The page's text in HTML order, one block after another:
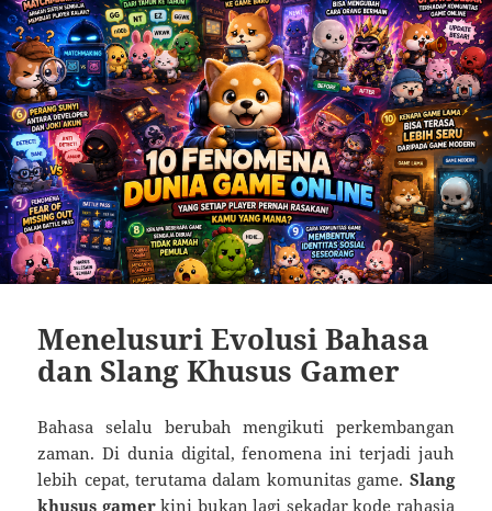
Menelusuri Evolusi Bahasa
dan Slang Khusus Gamer
Bahasa selalu berubah mengikuti perkembangan
zaman. Di dunia digital, fenomena ini terjadi jauh
lebih cepat, terutama dalam komunitas game. Slang
khusus gamerkini bukan lagi sekadar kode rahasia